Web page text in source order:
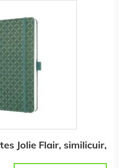
Jolie Flair, similicuir,